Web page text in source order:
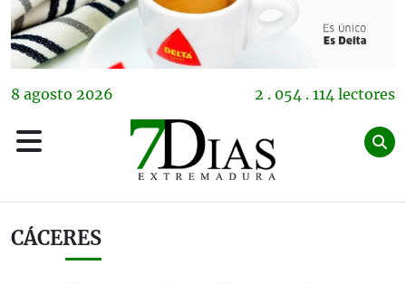
8 agosto 2026 2 . 054 . 114 lectores
CÁCERES